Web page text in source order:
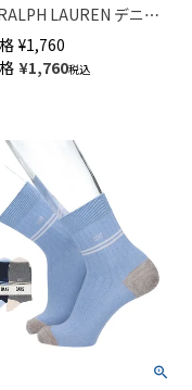
LAUREN デニム
フットカバー ソック
ニックコットン混 レ
03207920
¥1,760
¥1,760税込